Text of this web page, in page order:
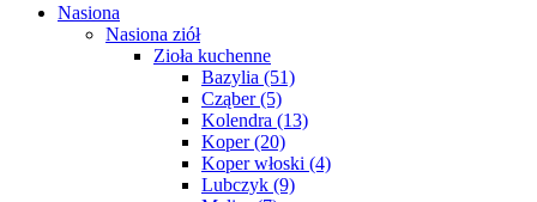
Nasiona
Nasiona ziół
Zioła kuchenne
Bazylia (51)
Cząber (5)
Kolendra (13)
Koper (20)
Koper włoski (4)
Lubczyk (9)